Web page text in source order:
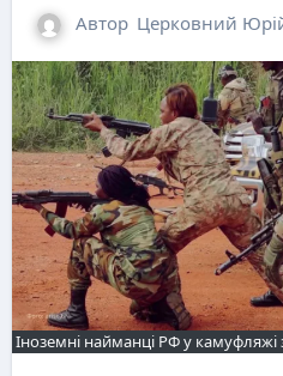
Автор Церковний
Іноземні найманці РФ у